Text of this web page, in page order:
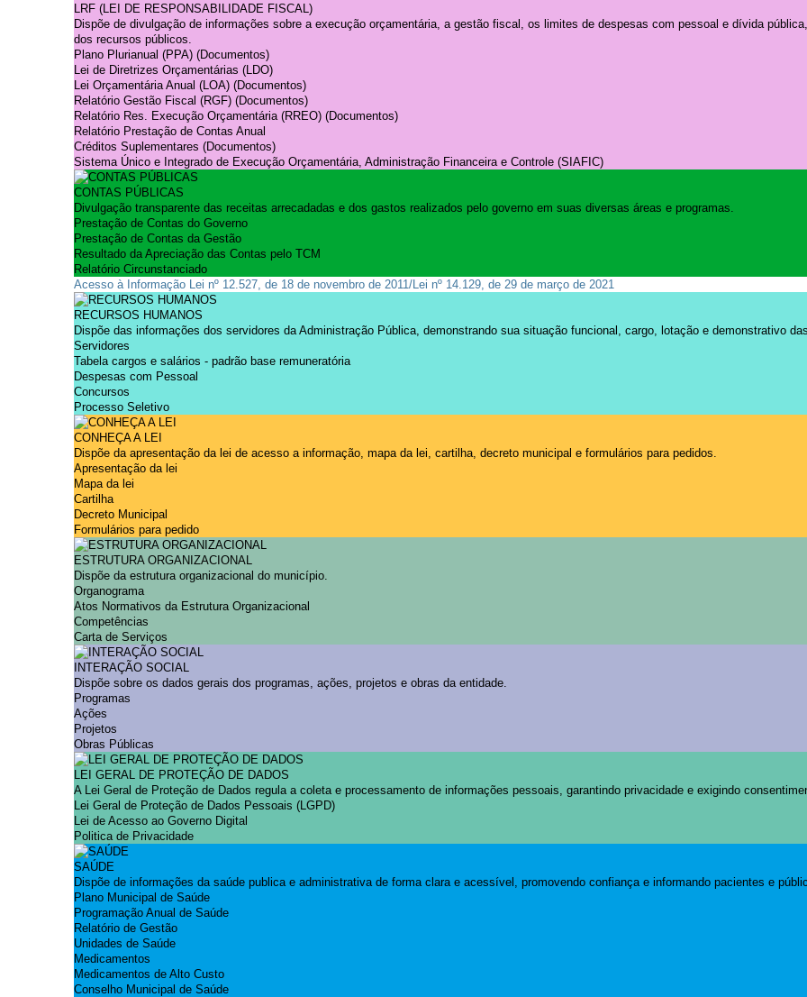
LRF (LEI DE RESPONSABILIDADE FISCAL)
Dispõe de divulgação de informações sobre a execução orçamentária, a gestão fiscal, os limites de despesas com pessoal e dívida
dos recursos públicos.
Plano Plurianual (PPA) (Documentos)
Lei de Diretrizes Orçamentárias (LDO)
Lei Orçamentária Anual (LOA) (Documentos)
Relatório Gestão Fiscal (RGF) (Documentos)
Relatório Res. Execução Orçamentária (RREO) (Documentos)
Relatório Prestação de Contas Anual
Créditos Suplementares (Documentos)
Sistema Único e Integrado de Execução Orçamentária, Administração Financeira e Controle (SIAFIC)
CONTAS PÚBLICAS
Divulgação transparente das receitas arrecadadas e dos gastos realizados pelo governo em suas diversas áreas e programas.
Prestação de Contas do Governo
Prestação de Contas da Gestão
Resultado da Apreciação das Contas pelo TCM
Relatório Circunstanciado
Acesso à Informação
Lei nº 12.527, de 18 de novembro de 2011/Lei nº 14.129, de 29 de março de 2021
RECURSOS HUMANOS
Dispõe das informações dos servidores da Administração Pública, demonstrando sua situação funcional, cargo, lotação e demonstrativo
Servidores
Tabela cargos e salários - padrão base remuneratória
Despesas com Pessoal
Concursos
Processo Seletivo
CONHEÇA A LEI
Dispõe da apresentação da lei de acesso a informação, mapa da lei, cartilha, decreto municipal e formulários para pedidos.
Apresentação da lei
Mapa da lei
Cartilha
Decreto Municipal
Formulários para pedido
ESTRUTURA ORGANIZACIONAL
Dispõe da estrutura organizacional do município.
Organograma
Atos Normativos da Estrutura Organizacional
Competências
Carta de Serviços
INTERAÇÃO SOCIAL
Dispõe sobre os dados gerais dos programas, ações, projetos e obras da entidade.
Programas
Ações
Projetos
Obras Públicas
LEI GERAL DE PROTEÇÃO DE DADOS
A Lei Geral de Proteção de Dados regula a coleta e processamento de informações pessoais, garantindo privacidade e exigindo
Lei Geral de Proteção de Dados Pessoais (LGPD)
Lei de Acesso ao Governo Digital
Politica de Privacidade
SAÚDE
Dispõe de informações da saúde publica e administrativa de forma clara e acessível, promovendo confiança e informando pacientes e
Plano Municipal de Saúde
Programação Anual de Saúde
Relatório de Gestão
Unidades de Saúde
Medicamentos
Medicamentos de Alto Custo
Conselho Municipal de Saúde